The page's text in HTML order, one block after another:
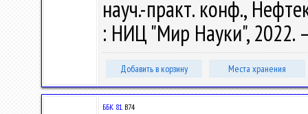
науч.-практ. конф.,
: НИЦ "Мир Науки", 2022.
Добавить в корзину Места хранения
ББК 81.В74